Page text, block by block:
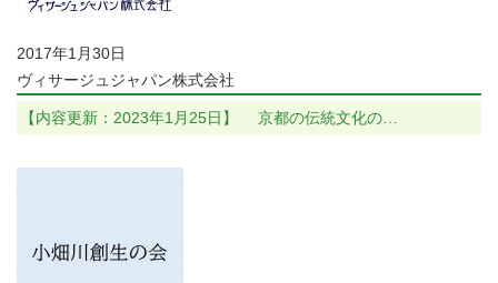
2017年1月30日
ヴィサージュジャパン株式会社
【内容更新：2023年1月25日】 京都の伝統文化の…